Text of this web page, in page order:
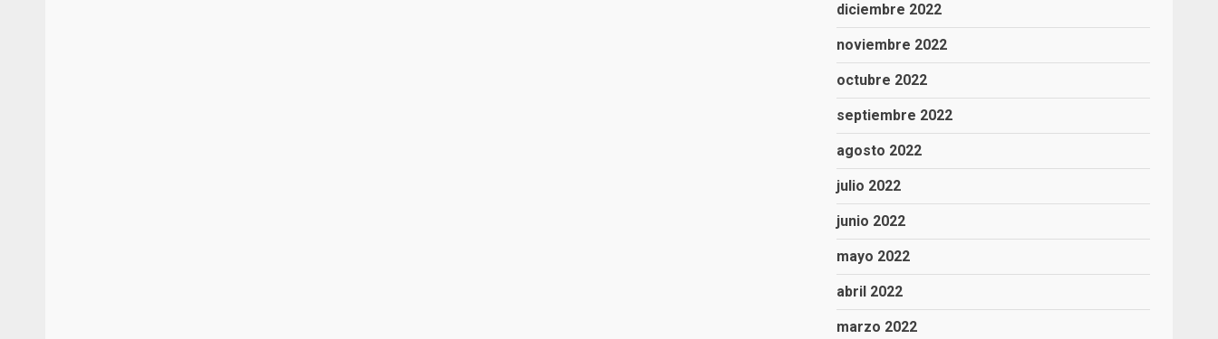
diciembre 2022
noviembre 2022
octubre 2022
septiembre 2022
agosto 2022
julio 2022
junio 2022
mayo 2022
abril 2022
marzo 2022